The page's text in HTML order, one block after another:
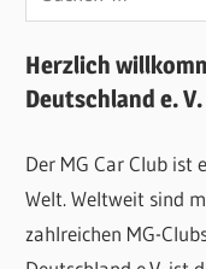
nach:
Herzlich
Deutschland e. V.
Der MG Car Club ist
Welt. Weltweit sind
zahlreichen MG-